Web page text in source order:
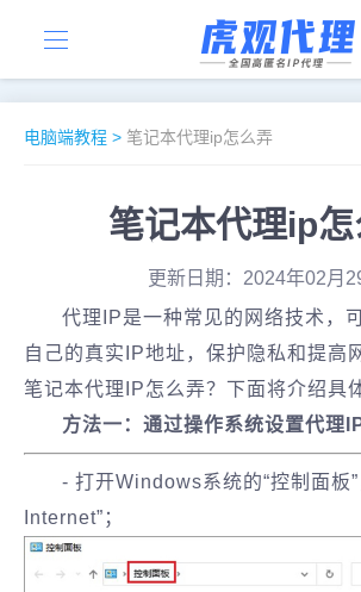
电脑端教程 > 笔记本代理ip怎么弄
笔记本代理ip
更新日期：2024年02月
代理IP是一种常见的网络技术，
自己的真实IP地址，保护隐私和提高
笔记本代理IP怎么弄？下面将介绍具
方法一：通过操作系统设置代理
- 打开Windows系统的“控制面板”
Internet”；